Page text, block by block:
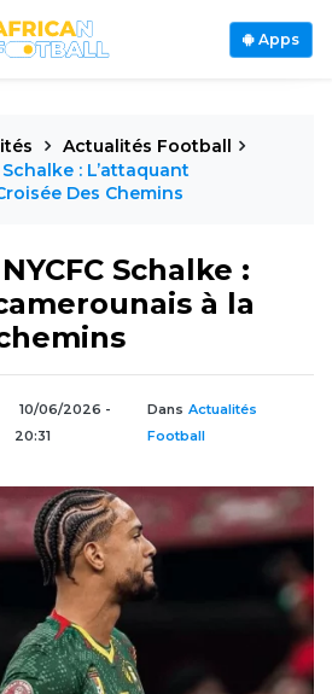
Apps
Actualités Football
: L’attaquant
Des Chemins
Schalke :
à la
10/06/2026 -
20:31
Dans Actualités
Football